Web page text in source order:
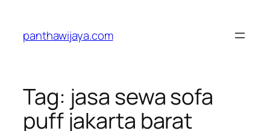
konten
panthawijaya.com
Tag: jasa sewa sofa
puff jakarta barat